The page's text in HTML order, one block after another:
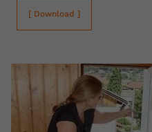
[ Download ]